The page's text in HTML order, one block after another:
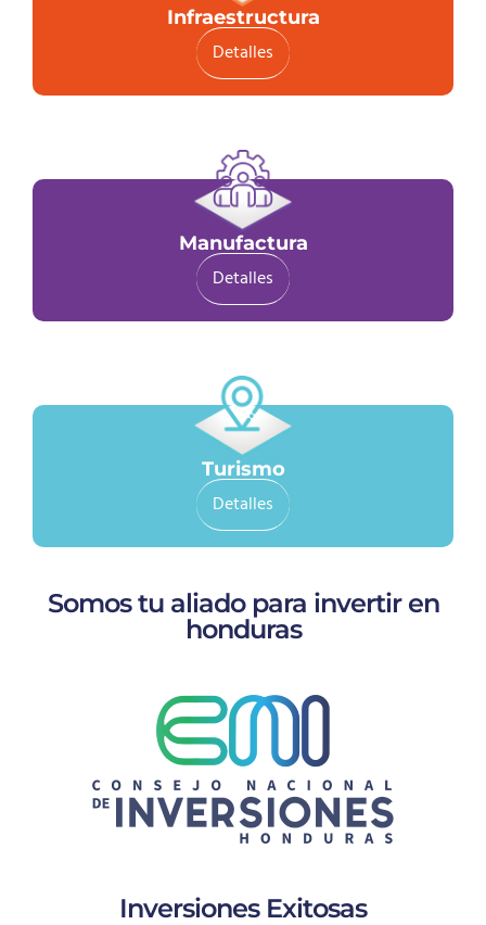
Infraestructura
Detalles
Manufactura
Detalles
Turismo
Detalles
Somos tu aliado para invertir en
honduras
Inversiones Exitosas